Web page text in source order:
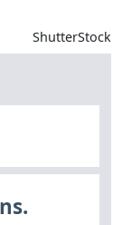
ShutterStock